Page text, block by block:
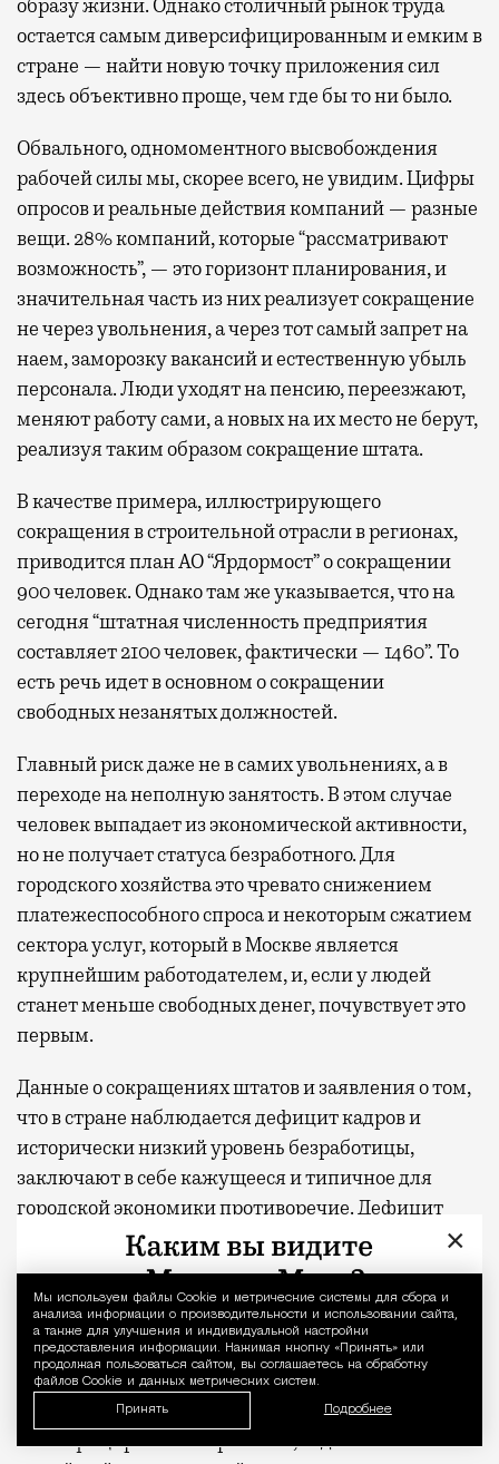
Уведомление
Мы используем файлы Сookie и метрические системы для сбора и
анализа информации о производительности и использовании сайта,
а также для улучшения и индивидуальной настройки
предоставления информации. Нажимая кнопку «Принять» или
продолжая пользоваться сайтом, вы соглашаетесь на обработку
файлов Cookie и данных метрических систем.
Принять Подробнее
образу жизни. Однако столичный рынок труда
остается самым диверсифицированным и емким в
стране — найти новую точку приложения сил
здесь объективно проще, чем где бы то ни было.
Обвального, одномоментного высвобождения
рабочей силы мы, скорее всего, не увидим. Цифры
опросов и реальные действия компаний — разные
вещи. 28% компаний, которые “рассматривают
возможность”, — это горизонт планирования, и
значительная часть из них реализует сокращение
не через увольнения, а через тот самый запрет на
наем, заморозку вакансий и естественную убыль
персонала. Люди уходят на пенсию, переезжают,
меняют работу сами, а новых на их место не берут,
реализуя таким образом сокращение штата.
В качестве примера, иллюстрирующего
сокращения в строительной отрасли в регионах,
приводится план АО “Ярдормост” о сокращении
900 человек. Однако там же указывается, что на
сегодня “штатная численность предприятия
составляет 2100 человек, фактически — 1460”. То
есть речь идет в основном о сокращении
свободных незанятых должностей.
Главный риск даже не в самих увольнениях, а в
переходе на неполную занятость. В этом случае
человек выпадает из экономической активности,
но не получает статуса безработного. Для
городского хозяйства это чревато снижением
платежеспособного спроса и некоторым сжатием
сектора услуг, который в Москве является
крупнейшим работодателем, и, если у людей
станет меньше свободных денег, почувствует это
первым.
Данные о сокращениях штатов и заявления о том,
что в стране наблюдается дефицит кадров и
исторически низкий уровень безработицы,
заключают в себе кажущееся и типичное для
городской экономики противоречие. Дефицит
кадров и сокращения реализуются в различных
сегментах рынка.
Очевидно, что оптимизируется управленческий и
офисный персонал, особенно среднее звено, где в
предыдущие годы произошло наращивание
штатов. В то же время инженеры, технологи,
квалифицированные рабочие, водители и
×